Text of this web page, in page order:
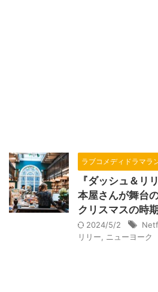
ラブコメディドラマラ
『ダッシュ＆リ
本屋さんが舞台
クリスマスの時
2024/5/2
リリー
ニューヨーク